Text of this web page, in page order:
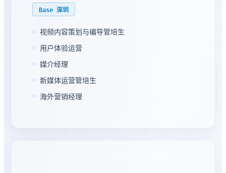
Base 深圳
视频内容策划与编导管培生
用户体验运营
媒介经理
新媒体运营管培生
海外营销经理